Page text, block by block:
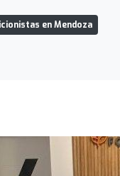
en Mendoza